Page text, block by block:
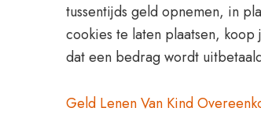
tussentijds geld opnemen, in
cookies te laten plaatsen,
dat een bedrag wordt
Geld Lenen Van Kind